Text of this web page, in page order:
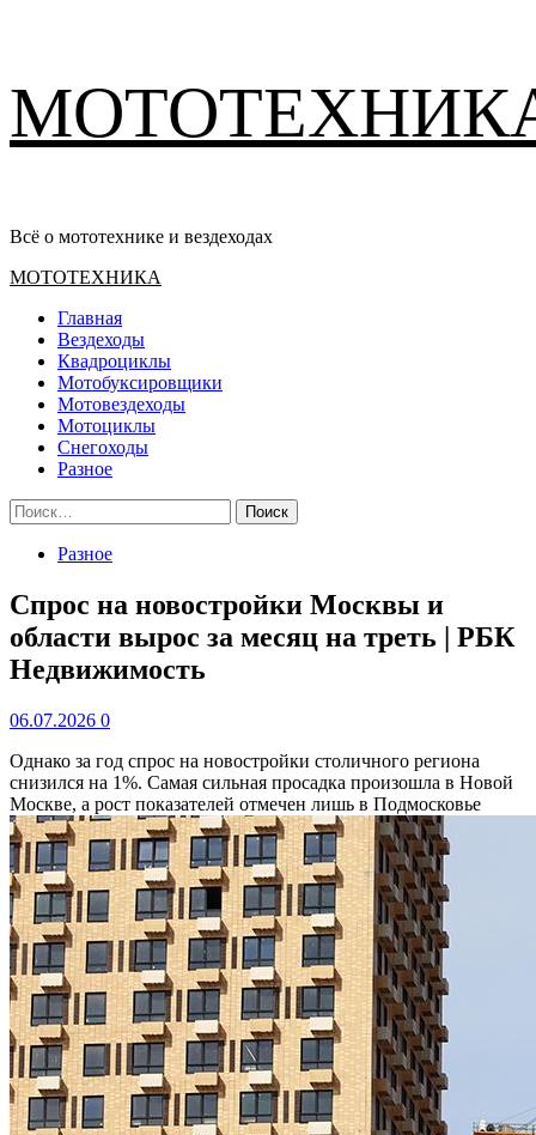
содержимому
Всё о мототехнике и вездеходах
Основное
МОТОТЕХНИКА
Главная
Вездеходы
Квадроциклы
Мотобуксировщики
Мотовездеходы
Мотоциклы
Снегоходы
Разное
Найти:
Разное
Спрос на новостройки Москвы и
области вырос за месяц на треть | РБК
Недвижимость
06.07.2026 0
Однако за год спрос на новостройки столичного региона
снизился на 1%. Самая сильная просадка произошла в Новой
Москве, а рост показателей отмечен лишь в Подмосковье